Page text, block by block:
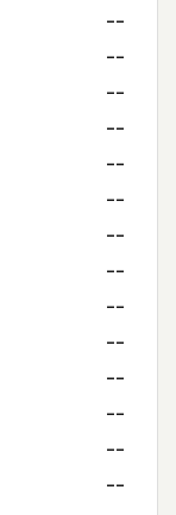
--
--
--
--
--
--
--
--
--
--
--
--
--
--